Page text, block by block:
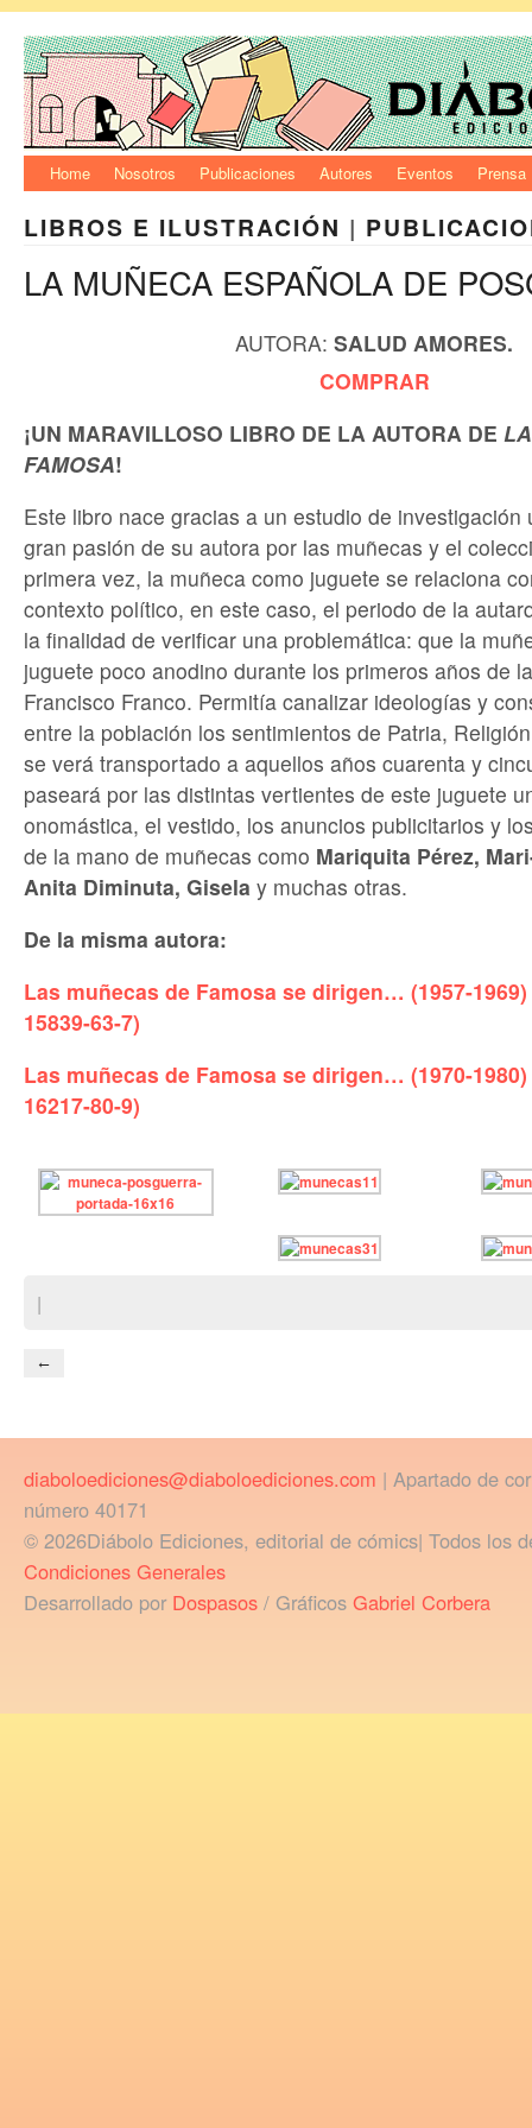
Home Nosotros Publicaciones Autores Eventos Prensa
LIBROS E ILUSTRACIÓN |
LA MUÑECA ESPAÑOLA DE
AUTORA: SALUD AMORES.
COMPRAR
¡UN MARAVILLOSO LIBRO DE LA AUTORA DE
FAMOSA!
Este libro nace gracias a un estudio de investigación
gran pasión de su autora por las muñecas y el
primera vez, la muñeca como juguete se relaciona
contexto político, en este caso, el periodo de la
la finalidad de verificar una problemática: que la
juguete poco anodino durante los primeros años de
Francisco Franco. Permitía canalizar ideologías y
entre la población los sentimientos de Patria,
se verá transportado a aquellos años cuarenta y
paseará por las distintas vertientes de este juguete
onomástica, el vestido, los anuncios publicitarios y
de la mano de muñecas como Mariquita Pérez,
Anita Diminuta, Gisela y muchas otras.
De la misma autora:
Las muñecas de Famosa se dirigen… (1957-1969)
15839-63-7)
Las muñecas de Famosa se dirigen… (1970-1980)
16217-80-9)
|
←
diaboloediciones@diaboloediciones.com | Apartado de
número 40171
© 2026Diábolo Ediciones, editorial de cómics| Todos los
Condiciones Generales
Desarrollado por Dospasos / Gráficos Gabriel Corbera